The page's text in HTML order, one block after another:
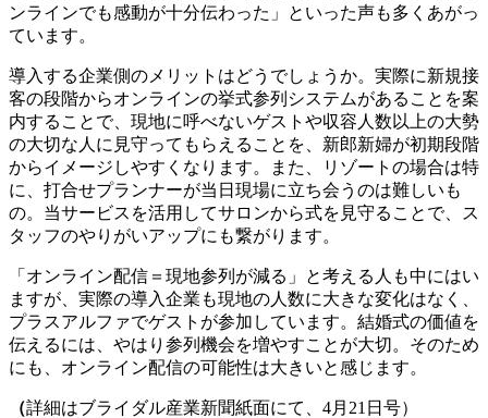
ンラインでも感動が十分伝わった」といった声も多くあがっ
ています。
導入する企業側のメリットはどうでしょうか。実際に新規接
客の段階からオンラインの挙式参列システムがあることを案
内することで、現地に呼べないゲストや収容人数以上の大勢
の大切な人に見守ってもらえることを、新郎新婦が初期段階
からイメージしやすくなります。また、リゾートの場合は特
に、打合せプランナーが当日現場に立ち会うのは難しいも
の。当サービスを活用してサロンから式を見守ることで、ス
タッフのやりがいアップにも繋がります。
「オンライン配信＝現地参列が減る」と考える人も中にはい
ますが、実際の導入企業も現地の人数に大きな変化はなく、
プラスアルファでゲストが参加しています。結婚式の価値を
伝えるには、やはり参列機会を増やすことが大切。そのため
にも、オンライン配信の可能性は大きいと感じます。
（詳細はブライダル産業新聞紙面にて、4月21日号）